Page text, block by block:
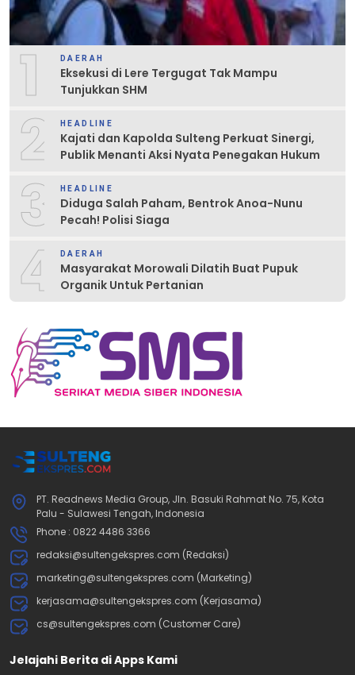
1 DAERAH
Eksekusi di Lere Tergugat Tak Mampu
Tunjukkan SHM
2 HEADLINE
Kajati dan Kapolda Sulteng Perkuat Sinergi,
Publik Menanti Aksi Nyata Penegakan Hukum
3 HEADLINE
Diduga Salah Paham, Bentrok Anoa-Nunu
Pecah! Polisi Siaga
4 DAERAH
Masyarakat Morowali Dilatih Buat Pupuk
Organik Untuk Pertanian
PT. Readnews Media Group, Jln. Basuki Rahmat No. 75, Kota
Palu - Sulawesi Tengah, Indonesia
Phone : 0822 4486 3366
redaksi@sultengekspres.com (Redaksi)
marketing@sultengekspres.com (Marketing)
kerjasama@sultengekspres.com (Kerjasama)
cs@sultengekspres.com (Customer Care)
Jelajahi Berita di Apps Kami